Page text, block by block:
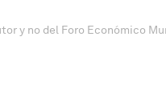
y no del Foro Económico